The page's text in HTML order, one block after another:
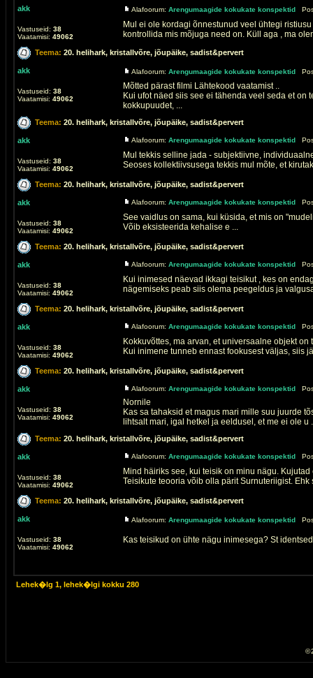
akk
Vastuseid: 38
Vaatamisi: 49062
Alafoorum: Arengumaagide kokukate konspektid
Mul ei ole kordagi õnnestunud veel ühtegi
kontrollida mis mõjuga need on. Küll aga , ma
Teema: 20. helihark, kristallvõre, jõupäike, sadist&pervert
akk
Vastuseid: 38
Vaatamisi: 49062
Alafoorum: Arengumaagide kokukate konspektid
Mõtted pärast filmi Lähtekood vaatamist ..
Kui ufot näed siis see ei tähenda veel seda et
kokkupuudet, ...
Teema: 20. helihark, kristallvõre, jõupäike, sadist&pervert
akk
Vastuseid: 38
Vaatamisi: 49062
Alafoorum: Arengumaagide kokukate konspektid
Mul tekkis selline jada - subjektiivne,
Seoses kollektiivsusega tekkis mul mõte, et
Teema: 20. helihark, kristallvõre, jõupäike, sadist&pervert
akk
Vastuseid: 38
Vaatamisi: 49062
Alafoorum: Arengumaagide kokukate konspektid
See vaidlus on sama, kui küsida, et mis on
Võib eksisteerida kehalise e ...
Teema: 20. helihark, kristallvõre, jõupäike, sadist&pervert
akk
Vastuseid: 38
Vaatamisi: 49062
Alafoorum: Arengumaagide kokukate konspektid
Kui inimesed näevad ikkagi teisikut , kes on
nägemiseks peab siis olema peegeldus ja
Teema: 20. helihark, kristallvõre, jõupäike, sadist&pervert
akk
Vastuseid: 38
Vaatamisi: 49062
Alafoorum: Arengumaagide kokukate konspektid
Kokkuvõttes, ma arvan, et universaalne objekt
Kui inimene tunneb ennast fookusest väljas, siis
Teema: 20. helihark, kristallvõre, jõupäike, sadist&pervert
akk
Vastuseid: 38
Vaatamisi: 49062
Alafoorum: Arengumaagide kokukate konspektid
Nornile
Kas sa tahaksid et magus mari mille suu juurde
lihtsalt mari, igal hetkel ja eeldusel, et me ei ole u
Teema: 20. helihark, kristallvõre, jõupäike, sadist&pervert
akk
Vastuseid: 38
Vaatamisi: 49062
Alafoorum: Arengumaagide kokukate konspektid
Mind häiriks see, kui teisik on minu nägu.
Teisikute teooria võib olla pärit Surnuteriigist. Ehk
Teema: 20. helihark, kristallvõre, jõupäike, sadist&pervert
akk
Vastuseid: 38
Vaatamisi: 49062
Alafoorum: Arengumaagide kokukate konspektid
Kas teisikud on ühte nägu inimesega? St
Lehek�lg 1, lehek�lgi kokku 280
©